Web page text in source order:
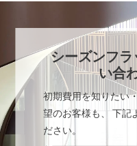
シーズンフ
い合
初期費用を知りたい
望のお客様も、 下記
ださい。